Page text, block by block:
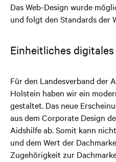
Das Web-Design wurde
und folgt den Standards der
Einheitliches
Für den Landesverband der
Holstein haben wir ein
gestaltet. Das neue
aus dem Corporate Design
Aidshilfe ab. Somit kann
und dem Wert der
Zugehörigkeit zur